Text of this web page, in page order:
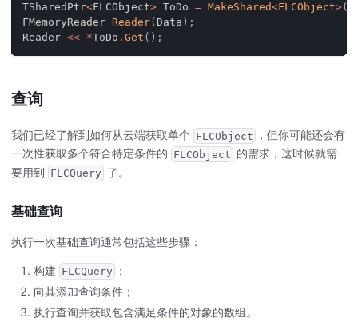
TSharedPtr<FLCObject> ToDo = MakeShared<FLCObject>(
FMemoryReader Reader( Data ) ;
Reader << *ToDo . Get ( ) ;
查询
我们已经了解到如何从云端获取单个 FLCObject ，但你可能还会有
一次性获取多个符合特定条件的 FLCObject 的需求，这时候就需
要用到 FLCQuery 了。
基础查询
执行一次基础查询通常包括这些步骤：
构建 FLCQuery
；
向其添加查询条件；
执行查询并获取包含满足条件的对象的数组。